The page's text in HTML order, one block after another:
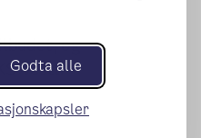
Godta alle
og
Vestli